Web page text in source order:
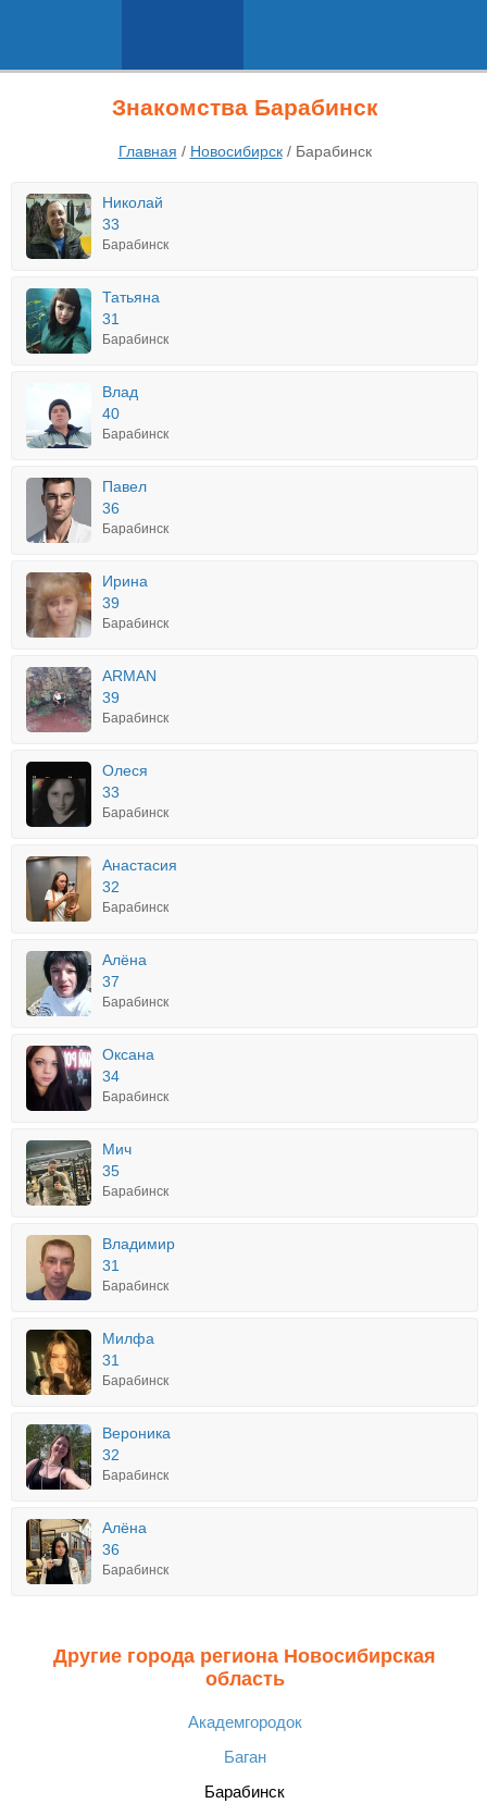
Знакомства Барабинск
Главная / Новосибирск/ Барабинск
Николай
33
Барабинск
Татьяна
31
Барабинск
Влад
40
Барабинск
Павел
36
Барабинск
Ирина
39
Барабинск
ARMAN
39
Барабинск
Олеся
33
Барабинск
Анастасия
32
Барабинск
Алёна
37
Барабинск
Оксана
34
Барабинск
Мич
35
Барабинск
Владимир
31
Барабинск
Милфа
31
Барабинск
Вероника
32
Барабинск
Алёна
36
Барабинск
Другие города региона Новосибирская
область
Академгородок
Баган
Барабинск